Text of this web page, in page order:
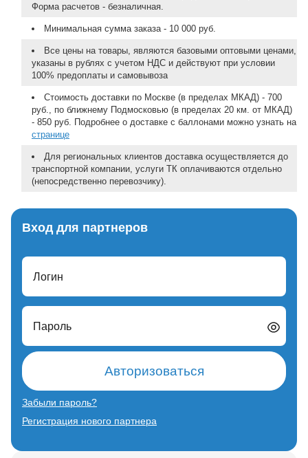
Форма расчетов - безналичная.
Минимальная сумма заказа - 10 000 руб.
Все цены на товары, являются базовыми оптовыми ценами,
указаны в рублях с учетом НДС и действуют при условии
100% предоплаты и самовывоза
Стоимость доставки по Москве (в пределах МКАД) - 700
руб., по ближнему Подмосковью (в пределах 20 км. от МКАД)
- 850 руб. Подробнее о доставке с баллонами можно узнать на
странице
Для региональных клиентов доставка осуществляется до
транспортной компании, услуги ТК оплачиваются отдельно
(непосредственно перевозчику).
Вход для партнеров
Логин
Пароль
Авторизоваться
Забыли пароль?
Регистрация нового партнера